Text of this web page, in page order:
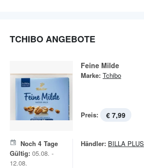
TCHIBO ANGEBOTE
Feine Milde
Marke: Tchibo
Preis: € 7,99
Noch 4 Tage
Gültig: 05.08. -
12.08.
Händler: BILLA PLUS